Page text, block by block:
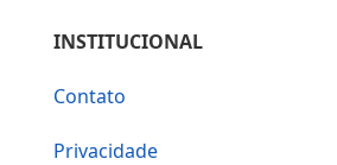
INSTITUCIONAL
Contato
Privacidade